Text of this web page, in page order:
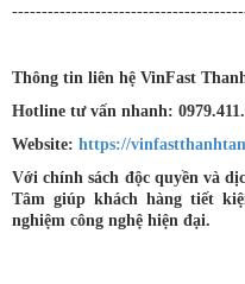
Thông tin liên hệ VinFast
Hotline tư vấn nhanh:
Website: https://
Với chính sách độc quyền và
Tâm giúp khách hàng tiết
nghiệm công nghệ hiện đại.